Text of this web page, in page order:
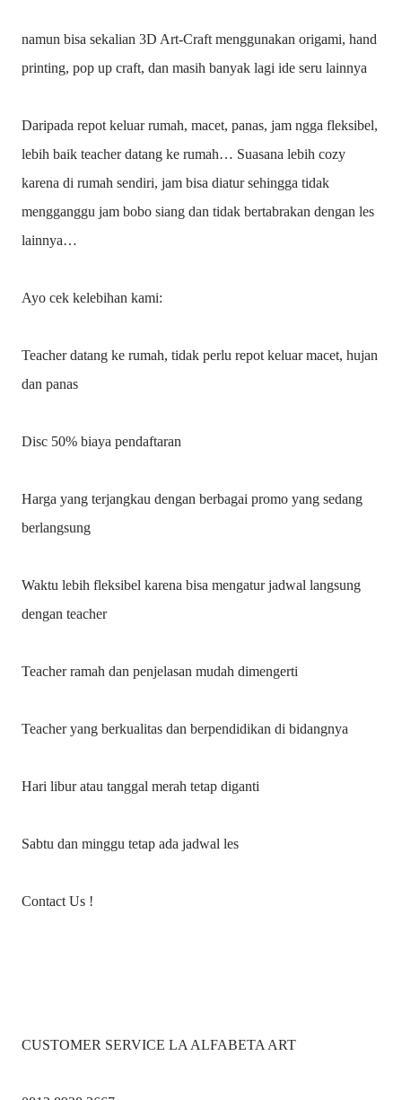
namun bisa sekalian 3D Art-Craft menggunakan origami, hand
printing, pop up craft, dan masih banyak lagi ide seru lainnya
Daripada repot keluar rumah, macet, panas, jam ngga fleksibel,
lebih baik teacher datang ke rumah… Suasana lebih cozy
karena di rumah sendiri, jam bisa diatur sehingga tidak
mengganggu jam bobo siang dan tidak bertabrakan dengan les
lainnya…
Ayo cek kelebihan kami:
Teacher datang ke rumah, tidak perlu repot keluar macet, hujan
dan panas
Disc 50% biaya pendaftaran
Harga yang terjangkau dengan berbagai promo yang sedang
berlangsung
Waktu lebih fleksibel karena bisa mengatur jadwal langsung
dengan teacher
Teacher ramah dan penjelasan mudah dimengerti
Teacher yang berkualitas dan berpendidikan di bidangnya
Hari libur atau tanggal merah tetap diganti
Sabtu dan minggu tetap ada jadwal les
Contact Us !
CUSTOMER SERVICE LA ALFABETA ART